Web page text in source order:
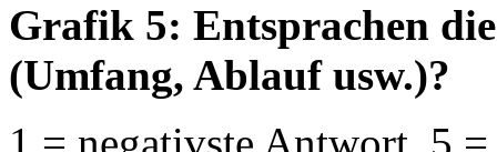
Grafik 5: Entsprachen
(Umfang, Ablauf usw.)?